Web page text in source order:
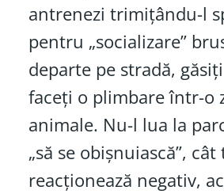
antrenezi trimițându-l
pentru „socializare”
departe pe stradă,
faceți o plimbare într-o
animale. Nu-l lua la
„să se obișnuiască”,
reacționează negativ,